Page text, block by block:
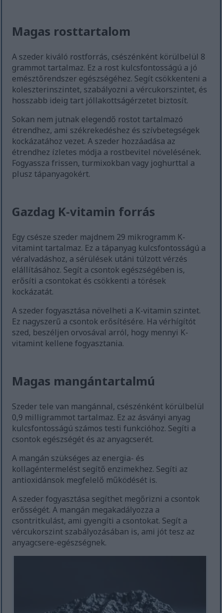
Magas rosttartalom
A szeder kiváló rostforrás, csészénként körülbelül 8
grammot tartalmaz. Ez a rost kulcsfontosságú a jó
emésztőrendszer egészségéhez. Segít csökkenteni a
koleszterinszintet, szabályozni a vércukorszintet, és
hosszabb ideig tart jóllakottságérzetet biztosít.
Sokan nem jutnak elegendő rostot tartalmazó
étrendhez, ami székrekedéshez és szívbetegségek
kockázatához vezet. A szeder hozzáadása az
étrendhez ízletes módja a rostbevitel növelésének.
Fogyassza frissen, turmixokban vagy joghurttal a
plusz tápanyagokért.
Gazdag K-vitamin forrás
Egy csésze szeder majdnem 29 mikrogramm K-
vitamint tartalmaz. Ez a tápanyag kulcsfontosságú a
véralvadáshoz, a sérülések utáni túlzott vérzés
elállításához. Segít a csontok egészségében is,
erősíti a csontokat és csökkenti a törések
kockázatát.
A szeder fogyasztása növelheti a K-vitamin szintet.
Ez nagyszerű a csontok erősítésére. Ha vérhígítót
szed, beszéljen orvosával arról, hogy mennyi K-
vitamint kellene fogyasztania.
Magas mangántartalmú
Szeder tele van mangánnal, csészénként körülbelül
0,9 milligrammot tartalmaz. Ez az ásványi anyag
kulcsfontosságú számos testi funkcióhoz. Segíti a
csontok egészségét és az anyagcserét.
A mangán szükséges az energia- és
kollagéntermelést segítő enzimekhez. Segíti az
antioxidánsok megfelelő működését is.
A szeder fogyasztása segíthet megőrizni a csontok
erősségét. A mangán megakadályozza a
csontritkulást, ami gyengíti a csontokat. Segít a
vércukorszint szabályozásában is, ami jót tesz az
anyagcsere-egészségnek.